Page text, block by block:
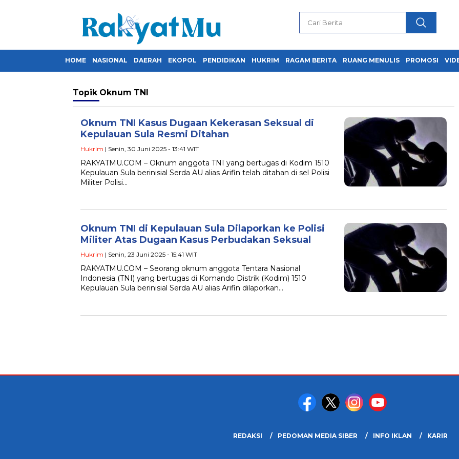
HOME NASIONAL DAERAH EKOPOL PENDIDIKAN HUKRIM RAGAM BERITA RUANG MENULIS PROMOSI
Topik Oknum TNI
Oknum TNI Kasus Dugaan Kekerasan Seksual di
Kepulauan Sula Resmi Ditahan
Hukrim | Senin, 30 Juni 2025 - 13:41 WIT
RAKYATMU.COM – Oknum anggota TNI yang bertugas di Kodim 1510
Kepulauan Sula berinisial Serda AU alias Arifin telah ditahan di sel Polisi
Militer Polisi…
Oknum TNI di Kepulauan Sula Dilaporkan ke Polisi
Militer Atas Dugaan Kasus Perbudakan Seksual
Hukrim | Senin, 23 Juni 2025 - 15:41 WIT
RAKYATMU.COM – Seorang oknum anggota Tentara Nasional
Indonesia (TNI) yang bertugas di Komando Distrik (Kodim) 1510
Kepulauan Sula berinisial Serda AU alias Arifin dilaporkan…
REDAKSI PEDOMAN MEDIA SIBER INFO IKLAN KARIR